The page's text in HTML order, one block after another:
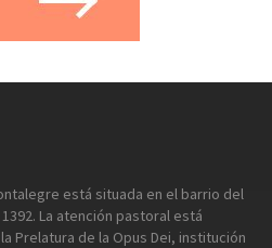
está situada en el barrio del
La atención pastoral está
Prelatura de la Opus Dei, institución